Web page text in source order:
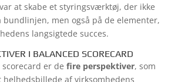
at skabe et styringsværktøj, der ikke
bundlinjen, men også på de elementer,
langsigtede succes.
I BALANCED SCORECARD
scorecard er defire perspektiver, som
af virksomhedens